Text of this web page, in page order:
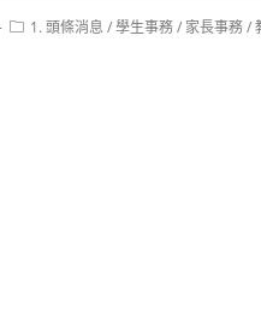
Post1. 頭條消息 /學生事務/ 家長事務/